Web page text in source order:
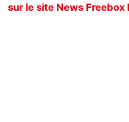
sur le site News Freebox